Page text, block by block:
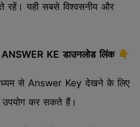
रहें। यही सबसे विश्वसनीय और
KE डाउनलोड लिंक 👇
से Answer Key देखने के लिए
उपयोग कर सकते हैं।